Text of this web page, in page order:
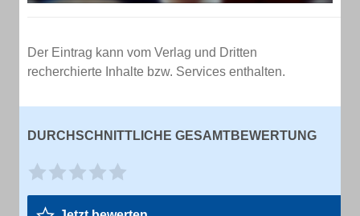
Der Eintrag kann vom Verlag und Dritten
recherchierte Inhalte bzw. Services enthalten.
DURCHSCHNITTLICHE GESAMTBEWERTUNG